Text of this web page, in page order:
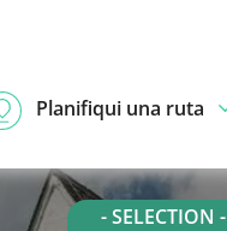
Planifiqui una ruta
- SELECTION -